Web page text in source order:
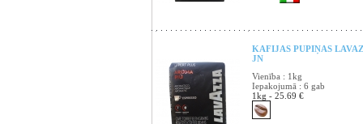
KAFIJAS PUPIŅAS
JN
Vienība : 1kg
Iepakojumā : 6 gab
1kg - 25.69 €